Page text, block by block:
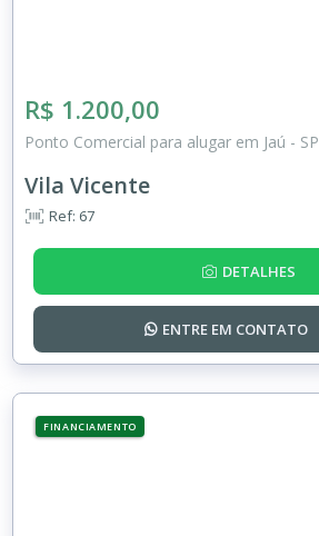
R$ 1.200,00
Ponto Comercial para alugar em Jaú - SP
Vila Vicente
Ref: 67
DETALHES
ENTRE EM CONTATO
FINANCIAMENTO